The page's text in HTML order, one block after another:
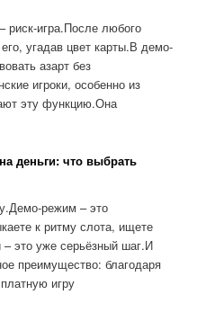
игра.После любого
угадав цвет карты.В демо-
азарт без
игроки, особенно из
эту функцию.Она
деньги: что выбрать
режим – это
к ритму слота, ищете
– это уже серьёзный шаг.И
преимущество: благодаря
игру